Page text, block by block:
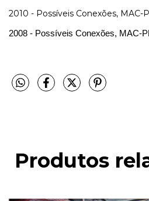
2010 - Possíveis Conexões, MAC-
2008 - Possíveis Conexões, MAC-
Produtos